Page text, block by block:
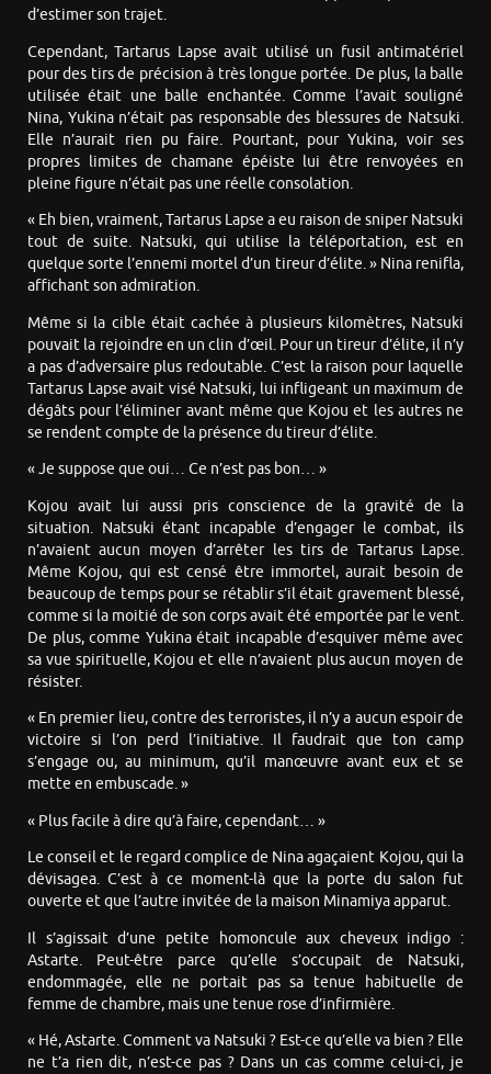
d’estimer son trajet.
Cependant, Tartarus Lapse avait utilisé un fusil antimatériel
pour des tirs de précision à très longue portée. De plus, la balle
utilisée était une balle enchantée. Comme l’avait souligné
Nina, Yukina n’était pas responsable des blessures de Natsuki.
Elle n’aurait rien pu faire. Pourtant, pour Yukina, voir ses
propres limites de chamane épéiste lui être renvoyées en
pleine figure n’était pas une réelle consolation.
« Eh bien, vraiment, Tartarus Lapse a eu raison de sniper Natsuki
tout de suite. Natsuki, qui utilise la téléportation, est en
quelque sorte l’ennemi mortel d’un tireur d’élite. » Nina renifla,
affichant son admiration.
Même si la cible était cachée à plusieurs kilomètres, Natsuki
pouvait la rejoindre en un clin d’œil. Pour un tireur d’élite, il n’y
a pas d’adversaire plus redoutable. C’est la raison pour laquelle
Tartarus Lapse avait visé Natsuki, lui infligeant un maximum de
dégâts pour l’éliminer avant même que Kojou et les autres ne
se rendent compte de la présence du tireur d’élite.
« Je suppose que oui… Ce n’est pas bon… »
Kojou avait lui aussi pris conscience de la gravité de la
situation. Natsuki étant incapable d’engager le combat, ils
n’avaient aucun moyen d’arrêter les tirs de Tartarus Lapse.
Même Kojou, qui est censé être immortel, aurait besoin de
beaucoup de temps pour se rétablir s’il était gravement blessé,
comme si la moitié de son corps avait été emportée par le vent.
De plus, comme Yukina était incapable d’esquiver même avec
sa vue spirituelle, Kojou et elle n’avaient plus aucun moyen de
résister.
« En premier lieu, contre des terroristes, il n’y a aucun espoir de
victoire si l’on perd l’initiative. Il faudrait que ton camp
s’engage ou, au minimum, qu’il manœuvre avant eux et se
mette en embuscade. »
« Plus facile à dire qu’à faire, cependant… »
Le conseil et le regard complice de Nina agaçaient Kojou, qui la
dévisagea. C’est à ce moment-là que la porte du salon fut
ouverte et que l’autre invitée de la maison Minamiya apparut.
Il s’agissait d’une petite homoncule aux cheveux indigo :
Astarte. Peut-être parce qu’elle s’occupait de Natsuki,
endommagée, elle ne portait pas sa tenue habituelle de
femme de chambre, mais une tenue rose d’infirmière.
« Hé, Astarte. Comment va Natsuki ? Est-ce qu’elle va bien ? Elle
ne t’a rien dit, n’est-ce pas ? Dans un cas comme celui-ci, je